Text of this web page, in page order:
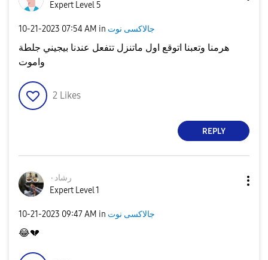
Expert Level 5
‎10-21-2023 07:54 AM in جالاكسى نوت
هرمنا وتعبنا اتوقع اول ماتنزل تتفعل عندنا بيجيني جلطة
واموت
2 Likes
REPLY
رشاد٠
Expert Level 1
‎10-21-2023 09:47 AM in جالاكسى نوت
😂💔